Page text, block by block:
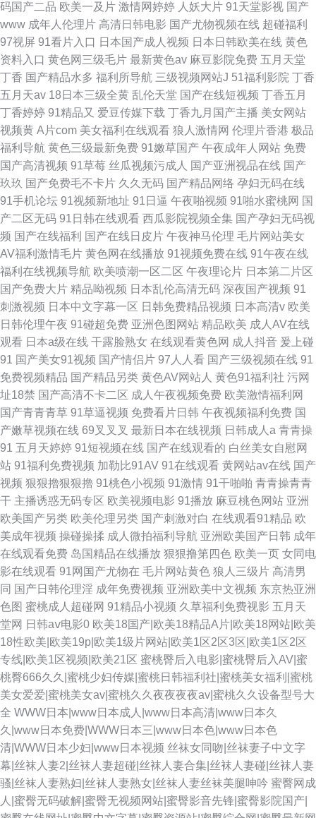
码国产二品 欧美一及片 激情网婷婷 人妖大片 91天堂影视 国产
www 成年人伦理片 高清日韩电影 国产尤物视频在线 超碰福利
97视屏 91看片入口 日本国产成人视频 日本日韩欧美在线 黄色
资料入口 黄色网三级毛片 最新黄色av 麻豆影院免费 五月天堂
丁香 国产精品水多 福利所导航 三级视频网站J 51福利影院 丁香
五月天av 18日本三级全黄 乱伦天堂 国产在线短视频 丁香五月
丁香婷婷 91精品又 爱豆传媒下载 丁香九月国产主播 美女网站
视频黄 A片com 美女福利在线观看 狼人激情网 伦理片香港 极品
福利导航 黄色三级最新免费 91嫩草国产 午夜成年人网站 免费
国产高清视频 91草莓 丝瓜视频污成人 国产亚洲视品在线 国产
玖玖 国产免费毛不卡片 久久无码 国产精品网络 孕妇无码在线
91手机论坛 91视频新地址 91日逼 午夜啪视频 91啪水蜜桃网 国
产二区无码 91日韩在线观看 西瓜影院视频全集 国产孕妇无码视
频 国产在线福利 国产在线日皮片 午夜神马伦理 毛片网站美女
AV福利激情毛片 黄色网在线播放 91视频免费在线 91午夜在线
福利在线视频导航 欧美喷潮一区二区 午夜理论片 日本第二片区
国产免费大片 精品呦视频 日本乱伦高清无码 深夜国产视频 91
刺激视频 日本中文字幕一区 日韩免费精品视频 日本高清v 欧美
日韩伦理午夜 91碰超免费 亚洲色图网站 精品欧美 成人AV在线
观看 日本a级在线 干露脸熟女 在线观看黄色网 成人抖音 爰上碰
91 国产美女91视频 国产情侣片 97人人看 国产三级视频在线 91
免费视频精品 国产精品另类 黄色AV网站人 黄色91福利社 污网
址18禁 国产高清不卡二区 成人午夜视频免费 欧美激情福利网
国产青青青草 91草逼视频 免费看片日韩 午夜视频福利免费 国
产嫩草视频在线 69叉叉叉 最新日本在线视频 日韩成人a 青青操
91 五月天婷婷 91短视频在线 国产在线观看的 白丝美女自慰网
站 91福利免费视频 加勒比91AV 91在线观看 黄网站av在线 国产
视频 狠狠擼狠狠擼 91桃色小视频 91激情 91干啪啪 青青操青青
干 主播诱惑无码专区 欧美视频电影 91播放 麻豆桃色网站 亚洲
欧美国产另类 欧美伦理另类 国产刺激对白 在线观看91精品 欧
美成年视频 操碰操揉 成人微拍福利导航 亚洲欧美国产日韩 成年
在线观看免费 岛国精品在线播放 狠狠撸第四色 欧美一页 女同电
影在线观看 91网国产尤物在 毛片网站黄色 狼人三级片 高清男
同 国产日韩伦理淫 成年免费视频 亚洲欧美中文视频 东京热亚洲
色图 蜜桃成人超碰网 91精品小视频 久草福利免费视影 五月天
堂网 日韩aⅴ电影0 欧美18国产|欧美18精品A片|欧美18网站|欧美
18性欧美|欧美19p|欧美1级片网站|欧美1区2区3区|欧美1区2区
专线|欧美1区视频|欧美21区 蜜桃臀后入电影|蜜桃臀后入AV|蜜
桃臀666久久|蜜桃少妇传媒|蜜桃日韩福利社|蜜桃美女福利|蜜桃
美女爱爱|蜜桃美女av|蜜桃久久夜夜夜夜av|蜜桃久久设备型号大
全 WWW日本|www日本成人|www日本高清|www日本久
久|www日本免费|WWW日本三|www日本色|www日本色
清|WWW日本少妇|www日本视频 丝袜女同吻|丝袜妻子中文字
幕|丝袜人妻2|丝袜人妻超碰|丝袜人妻合集|丝袜人妻碰|丝袜人妻
骚|丝袜人妻熟妇|丝袜人妻熟女|丝袜人妻丝袜美腿呻吟 蜜臀网成
人|蜜臀无码破解|蜜臀无视频网站|蜜臀影音先锋|蜜臀影院国产|